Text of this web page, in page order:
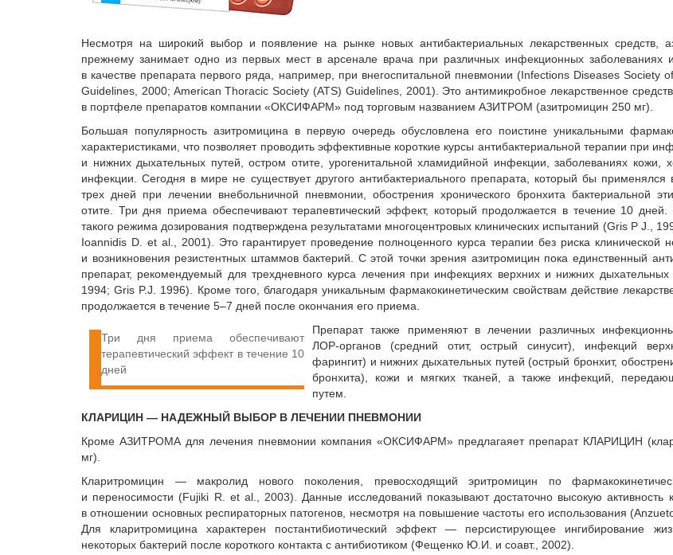
Несмотря на широкий выбор и появление на рынке новых антибактериальных лекарственных средств,
прежнему занимает одно из первых мест в арсенале врача при различных инфекционных заболеваниях
в качестве препарата первого ряда, например, при внегоспитальной пневмонии (Infections Diseases Society
Guidelines, 2000; American Thoracic Society (ATS) Guidelines, 2001). Это антимикробное лекарственное
в портфеле препаратов компании «ОКСИФАРМ» под торговым названием АЗИТРОМ (азитромицин 250 мг).
Большая популярность азитромицина в первую очередь обусловлена его поистине уникальными
характеристиками, что позволяет проводить эффективные короткие курсы антибактериальной терапии при
и нижних дыхательных путей, остром отите, урогенитальной хламидийной инфекции, заболеваниях кожи,
инфекции. Сегодня в мире не существует другого антибактериального препарата, который бы применялся
трех дней при лечении внебольничной пневмонии, обострения хронического бронхита бактериальной
отите. Три дня приема обеспечивают терапевтический эффект, который продолжается в течение 10 дней.
такого режима дозирования подтверждена результатами многоцентровых клинических испытаний (Gris P J.,
Ioannidis D. et al., 2001). Это гарантирует проведение полноценного курса терапии без риска клинической
и возникновения резистентных штаммов бактерий. С этой точки зрения азитромицин пока единственный
препарат, рекомендуемый для трехдневного курса лечения при инфекциях верхних и нижних дыхательных
1994; Gris P.J. 1996). Кроме того, благодаря уникальным фармакокинетическим свойствам действие
продолжается в течение 5–7 дней после окончания его приема.
Три дня приема обеспечивают
терапевтический эффект в течение 10
дней
Препарат также применяют в лечении различных
ЛОР-органов (средний отит, острый синусит), инфекций
фарингит) и нижних дыхательных путей (острый бронхит,
бронхита), кожи и мягких тканей, а также инфекций,
путем.
КЛАРИЦИН — НАДЕЖНЫЙ ВЫБОР В ЛЕЧЕНИИ ПНЕВМОНИИ
Кроме АЗИТРОМА для лечения пневмонии компания «ОКСИФАРМ» предлагаяет препарат КЛАРИЦИН
мг).
Кларитромицин — макролид нового поколения, превосходящий эритромицин по
и переносимости (Fujiki R. et al., 2003). Данные исследований показывают достаточно высокую активность
в отношении основных респираторных патогенов, несмотря на повышение частоты его использования
Для кларитромицина характерен постантибиотический эффект — персистирующее ингибирование
некоторых бактерий после короткого контакта с антибиотиком (Фещенко Ю.И. и соавт., 2002).